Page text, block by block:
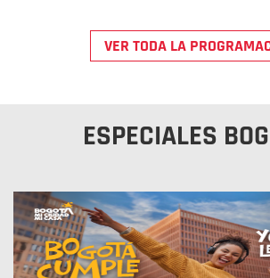
VER TODA LA
ESPECIALES